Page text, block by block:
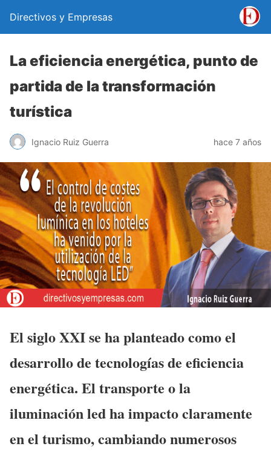
Directivos y Empresas
La eficiencia energética, punto de
partida de la transformación
turística
Ignacio Ruiz Guerra hace 7 años
El siglo XXI se ha planteado como el
desarrollo de tecnologías de eficiencia
energética. El transporte o la
iluminación led ha impacto claramente
en el turismo, cambiando numerosos